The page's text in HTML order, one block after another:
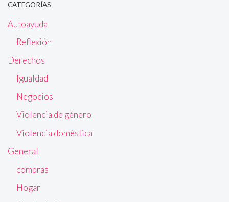
CATEGORÍAS
Autoayuda
Reflexión
Derechos
Igualdad
Negocios
Violencia de género
Violencia doméstica
General
compras
Hogar